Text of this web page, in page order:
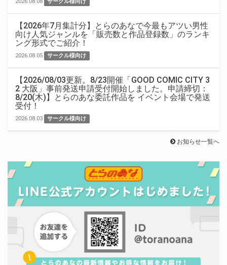
【2026年7月集計分】とらのあなで今最もアツい男性
向け人気ジャンルを「販売数と作品登録数」のランキ
ング形式でご紹介！
2026.08.05 サークル様向け
【2026/08/03更新。8/23開催「GOOD COMIC CITY 3
2 大阪」事前発送申請受付開始しました。申請締切：
8/20(木)】とらのあな委託作品を イベント会場で発送
受付！
2026.08.03 サークル様向け
お知らせ一覧へ